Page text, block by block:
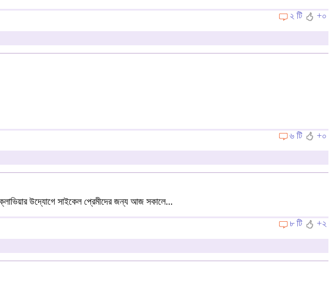
২ টি +০
৬ টি +০
উদ্যোগে সাইকেল প্রেমীদের জন্য আজ সকালে...
৮ টি +২